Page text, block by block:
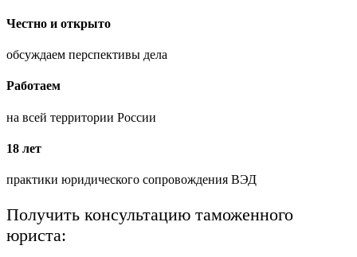
Честно и открыто
обсуждаем перспективы дела
Работаем
на всей территории России
18 лет
практики юридического сопровождения ВЭД
Получить консультацию таможенного
юриста: